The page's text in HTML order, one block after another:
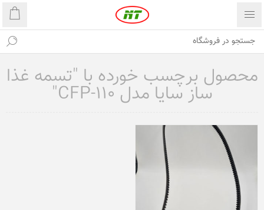
محصول برچسب خورده با "تسمه غذا
ساز سایا مدل CFP-110"